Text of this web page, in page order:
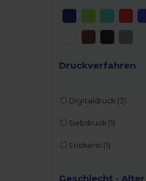
Druckverfahren
Digitaldruck (3)
Siebdruck (1)
Stickerei (1)
Geschlecht - Alter